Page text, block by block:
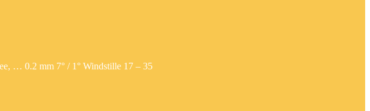
… 0.2 mm 7° / 1° Windstille 17 – 35